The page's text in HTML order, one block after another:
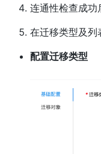
连通性检查成功
在迁移类型及列
配置迁移类型